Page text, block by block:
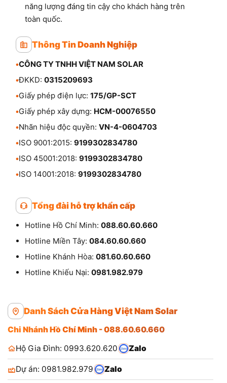
năng lượng đáng tin cậy cho khách hàng trên
toàn quốc.
Thông Tin Doanh Nghiệp
•CÔNG TY TNHH VIỆT NAM SOLAR
•ĐKKD: 0315209693
•Giấy phép điện lực: 175/GP-SCT
•Giấy phép xây dựng: HCM-00076550
•Nhãn hiệu độc quyền: VN-4-0604703
•ISO 9001:2015: 9199302834780
•ISO 45001:2018: 9199302834780
•ISO 14001:2018: 9199302834780
Tổng đài hỗ trợ khẩn cấp
Hotline Hồ Chí Minh: 088.60.60.660
Hotline Miền Tây: 084.60.60.660
Hotline Khánh Hòa: 081.60.60.660
Hotline Khiếu Nại: 0981.982.979
Danh Sách Cửa Hàng Việt Nam Solar
Chi Nhánh Hồ Chí Minh - 088.60.60.660
Hộ Gia Đình: 0993.620.620
Zalo
Dự án: 0981.982.979 Zalo